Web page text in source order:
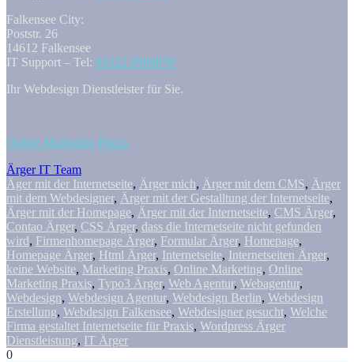
Falkensee City:
Poststr. 26
14612 Falkensee
IT Support – Tel: 03322 8509070
Ihr Webdesign Dienstleister für Sie.
Online Marketing Praxis
Ärger IT Team
Äger mit der Internetseite, Ärger mich, Ärger mit dem CMS, Ärger
mit dem Webdesigner, Ärger mit der Gestalltung der Internetseite,
Ärger mit der Homepage, Ärger mit der Internetseite, CMS Ärger,
Contao Ärger, CSS Ärger, dass die Internetseite nicht gefunden
wird, Firmenhomepage Ärger, Formular Ärger, Homepage,
Homepage Ärger, Html Ärger, Internetseite, Internetseiten Ärger,
keine Website, Marketing Praxis, Online Marketing, Online
Marketing Praxis, Typo3 Ärger, Web Agentur, Webagentur,
Webdesign, Webdesign Agentur, Webdesign Berlin, Webdesign
Erstellung, Webdesign Falkensee, Webdesigner gesucht, Welche
Firma gestaltet Internetseite für Praxis, Wordpress Ärger
Dienstleistung, IT Ärger
0